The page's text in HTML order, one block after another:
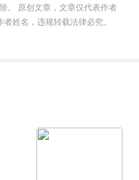
。 原创文章，文章仅代表作者
姓名，违规转载法律必究。